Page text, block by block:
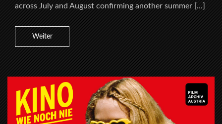
across July and August confirming another summer […]
Weiter